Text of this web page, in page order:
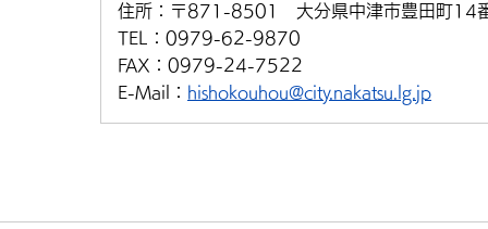
住所： 〒871-8501 大分県中津市豊田町14
TEL： 0979-62-9870
FAX： 0979-24-7522
E-Mail： hishokouhou@city.nakatsu.lg.jp